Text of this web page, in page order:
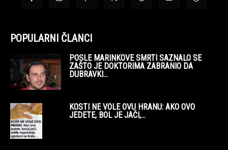
POPULARNI ČLANCI
POSLE MARINKOVE SMRTI SAZNALO SE
ZAŠTO JE DOKTORIMA ZABRANIO DA
DUBRAVKI...
KOSTI NE VOLE OVU HRANU: AKO OVO
JEDETE, BOL JE JAČI,...